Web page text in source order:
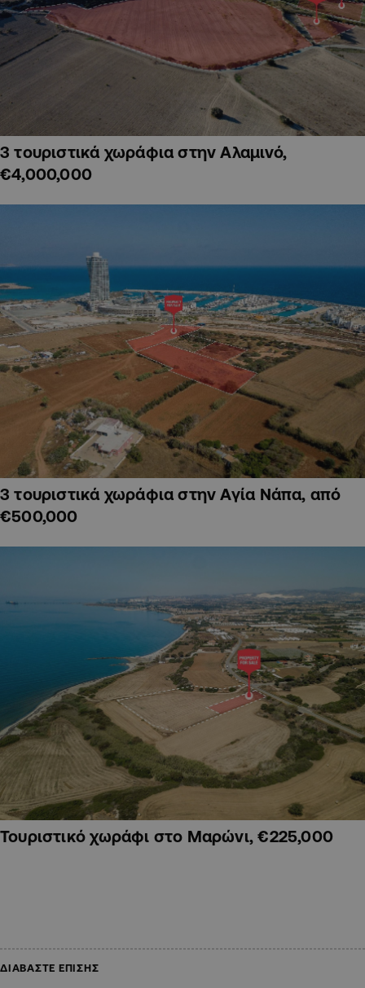
3 τουριστικά χωράφια στην Αλαμινό,
€4,000,000
3 τουριστικά χωράφια στην Αγία Νάπα, από
€500,000
Τουριστικό χωράφι στο Μαρώνι, €225,000
ΔΙΑΒΑΣΤΕ ΕΠΙΣΗΣ